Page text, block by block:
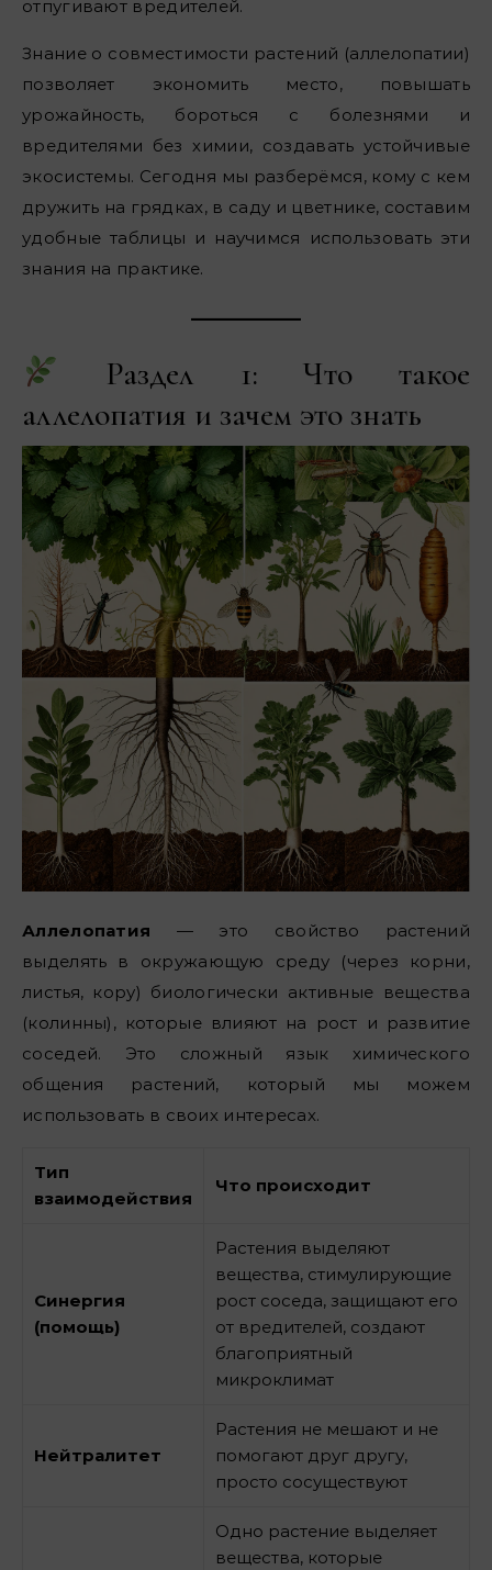
отпугивают вредителей.
Знание о совместимости растений (аллелопатии)
позволяет экономить место, повышать
урожайность, бороться с болезнями и
вредителями без химии, создавать устойчивые
экосистемы. Сегодня мы разберёмся, кому с кем
дружить на грядках, в саду и цветнике, составим
удобные таблицы и научимся использовать эти
знания на практике.
Раздел 1: Что такое
аллелопатия и зачем это знать
Аллелопатия — это свойство растений
выделять в окружающую среду (через корни,
листья, кору) биологически активные вещества
(колинны), которые влияют на рост и развитие
соседей. Это сложный язык химического
общения растений, который мы можем
использовать в своих интересах.
Тип
взаимодействия
Что происходит
Синергия
(помощь)
Растения выделяют
вещества, стимулирующие
рост соседа, защищают его
от вредителей, создают
благоприятный
микроклимат
Нейтралитет
Растения не мешают и не
помогают друг другу,
просто сосуществуют
Одно растение выделяет
вещества, которые